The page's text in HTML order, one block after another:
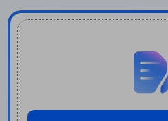
Support
Aplicativo móvel
PDFelement para Android
Ferramentas de PDF Online
Anotar PDF
Comprimir PDF
Word para PDF
Comprimir PDF
IA para PDF